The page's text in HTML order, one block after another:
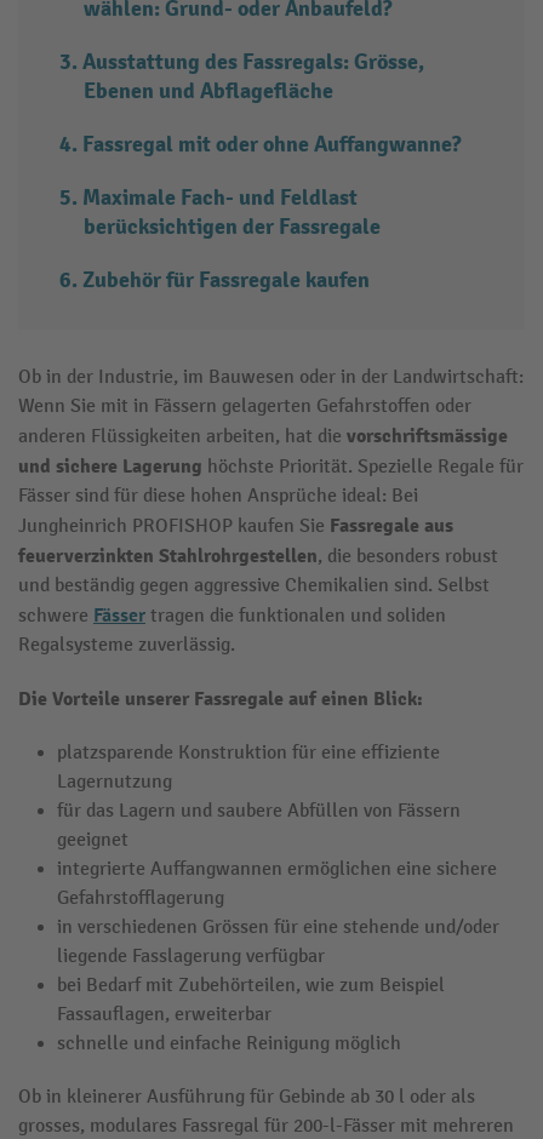
wählen: Grund- oder Anbaufeld?
Ausstattung des Fassregals: Grösse,
Ebenen und Abflagefläche
Fassregal mit oder ohne Auffangwanne?
Maximale Fach- und Feldlast
berücksichtigen der Fassregale
Zubehör für Fassregale kaufen
Ob in der Industrie, im Bauwesen oder in der Landwirtschaft:
Wenn Sie mit in Fässern gelagerten Gefahrstoffen oder
anderen Flüssigkeiten arbeiten, hat die vorschriftsmässige
und sichere Lagerung höchste Priorität. Spezielle Regale für
Fässer sind für diese hohen Ansprüche ideal: Bei
Jungheinrich PROFISHOP kaufen Sie Fassregale aus
feuerverzinkten Stahlrohrgestellen, die besonders robust
und beständig gegen aggressive Chemikalien sind. Selbst
schwere Fässer tragen die funktionalen und soliden
Regalsysteme zuverlässig.
Die Vorteile unserer Fassregale auf einen Blick:
platzsparende Konstruktion für eine effiziente
Lagernutzung
für das Lagern und saubere Abfüllen von Fässern
geeignet
integrierte Auffangwannen ermöglichen eine sichere
Gefahrstofflagerung
in verschiedenen Grössen für eine stehende und/oder
liegende Fasslagerung verfügbar
bei Bedarf mit Zubehörteilen, wie zum Beispiel
Fassauflagen, erweiterbar
schnelle und einfache Reinigung möglich
Ob in kleinerer Ausführung für Gebinde ab 30 l oder als
grosses, modulares Fassregal für 200-l-Fässer mit mehreren